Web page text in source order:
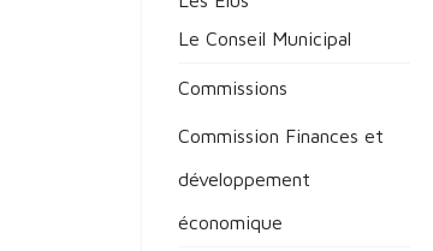
Le Conseil Municipal
Commissions
Commission Finances et
développement
économique